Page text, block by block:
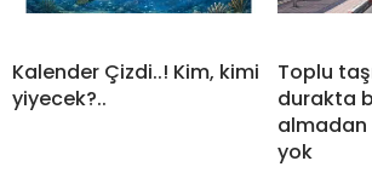
Kalender Çizdi..! Kim, kimi
yiyecek?..
Toplu
durakta
almadan
yok